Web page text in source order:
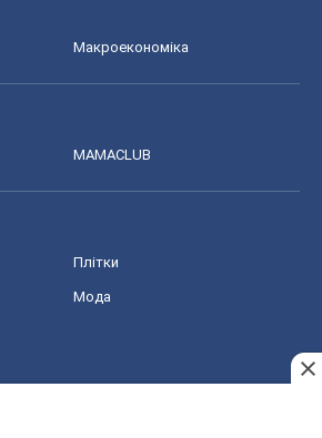
Макроекономіка
MAMACLUB
Плітки
Мода